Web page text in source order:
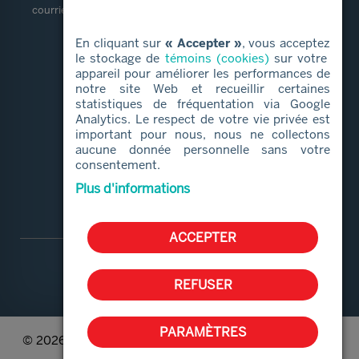
courriel.
LIENS RAPIDES
Services alimentaires
Proches aidants
Aide et services
Bénévolat
Qui sommes-nous
© 2026 Le CAB de Boucherville | Tous droits réservés. |
En cliquant sur« Accepter », vous acceptez
le stockage de témoins (cookies) sur votre
appareil pour améliorer les performances de
notre site Web et recueillir certaines
statistiques de fréquentation via Google
Analytics. Le respect de votre vie privée est
important pour nous, nous ne collectons
aucune donnée personnelle sans votre
consentement.
Plus d'informations
ACCEPTER
REFUSER
PARAMÈTRES